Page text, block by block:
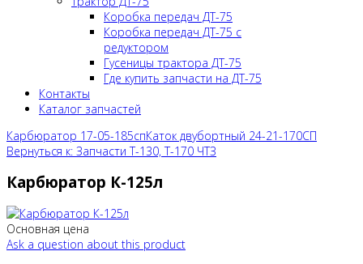
Коробка передач ДТ-75
Коробка передач ДТ-75 с
редуктором
Гусеницы трактора ДТ-75
Где купить запчасти на ДТ-75
Контакты
Каталог запчастей
Карбюратор 17-05-185спКаток двубортный 24-21-170СП
Вернуться к: Запчасти Т-130, Т-170 ЧТЗ
Карбюратор К-125л
Основная цена
Ask a question about this product